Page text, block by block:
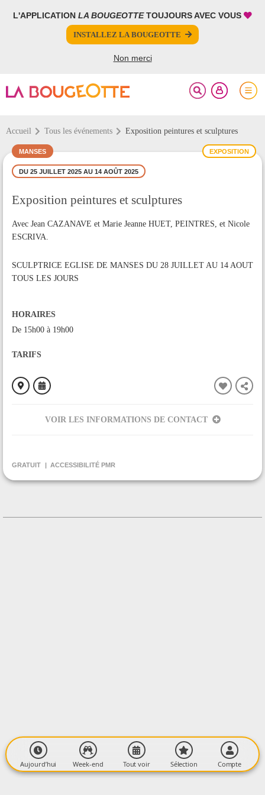
L'APPLICATION LA BOUGEOTTETOUJOURS AVEC VOUS
INSTALLEZ LA BOUGEOTTE
Non merci
Accueil Tous les événements Exposition peintures et sculptures
EXPOSITION
MANSES
DU 25 JUILLET 2025 AU 14 AOÛT 2025
Exposition peintures et sculptures
Avec Jean CAZANAVE et Marie Jeanne HUET, PEINTRES, et Nicole
ESCRIVA.
SCULPTRICE EGLISE DE MANSES DU 28 JUILLET AU 14 AOUT
TOUS LES JOURS
HORAIRES
De 15h00 à 19h00
TARIFS
VOIR LES INFORMATIONS DE CONTACT
GRATUIT ACCESSIBILITÉ PMR
FERMER
PARTAGER
Aujourd’hui Week-end Tout voir Sélection Compte
FERMER
Votre inscription à la newsletter a été effectuée.